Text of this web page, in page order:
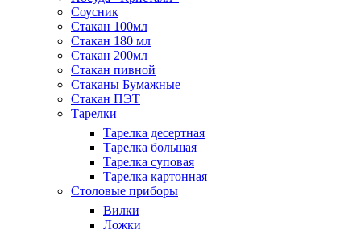
Соусник
Стакан 100мл
Стакан 180 мл
Стакан 200мл
Стакан пивной
Стаканы Бумажные
Стакан ПЭТ
Тарелки
Тарелка десертная
Тарелка большая
Тарелка суповая
Тарелка картонная
Столовые приборы
Вилки
Ложки